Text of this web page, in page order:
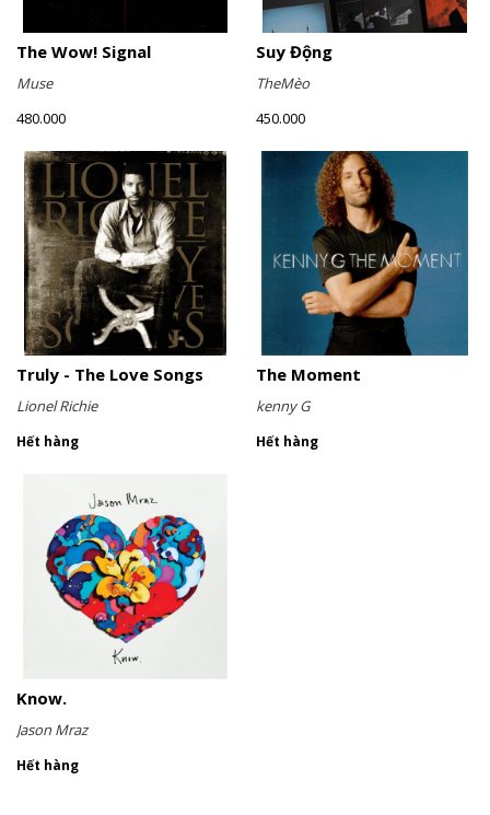
The Wow! Signal
Muse
480.000
Suy Động
TheMèo
450.000
Truly - The Love Songs
Lionel Richie
Hết hàng
The Moment
kenny G
Hết hàng
Know.
Jason Mraz
Hết hàng